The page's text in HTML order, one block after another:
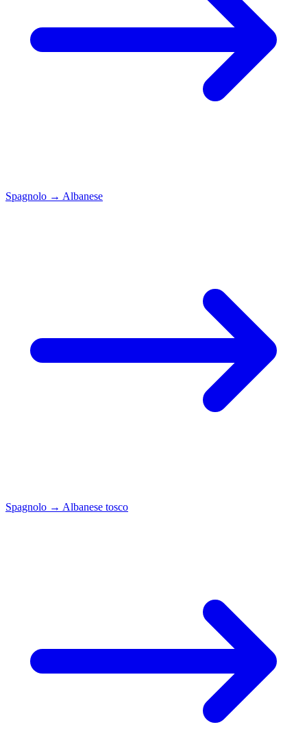
Spagnolo → Albanese
Spagnolo → Albanese tosco